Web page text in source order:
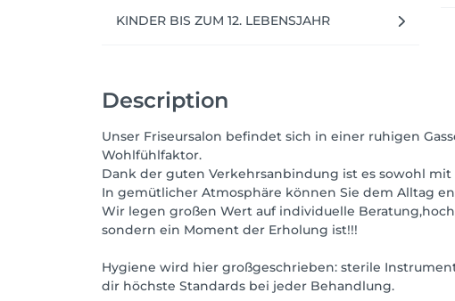
KINDER BIS ZUM 12. LEBENSJAHR
Description
Unser Friseursalon befindet sich in einer ruhigen
Wohlfühlfaktor.
Dank der guten Verkehrsanbindung ist es sowohl
In gemütlicher Atmosphäre können Sie dem Alltag
Wir legen großen Wert auf individuelle
sondern ein Moment der Erholung ist!!!
Hygiene wird hier großgeschrieben: sterile
dir höchste Standards bei jeder Behandlung.